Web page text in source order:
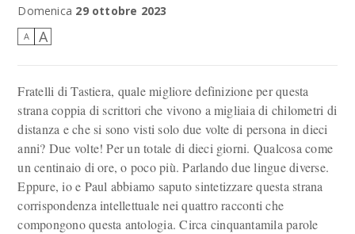
Domenica 29 ottobre 2023
A A
Fratelli di Tastiera, quale migliore definizione per questa
strana coppia di scrittori che vivono a migliaia di chilometri di
distanza e che si sono visti solo due volte di persona in dieci
anni? Due volte! Per un totale di dieci giorni. Qualcosa come
un centinaio di ore, o poco più. Parlando due lingue diverse.
Eppure, io e Paul abbiamo saputo sintetizzare questa strana
corrispondenza intellettuale nei quattro racconti che
compongono questa antologia. Circa cinquantamila parole